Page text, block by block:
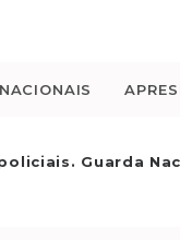
Guarda